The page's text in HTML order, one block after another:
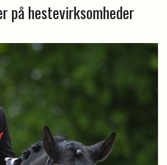
på hestevirksomheder